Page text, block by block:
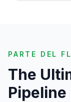
PARTE DEL
The
Pipeline